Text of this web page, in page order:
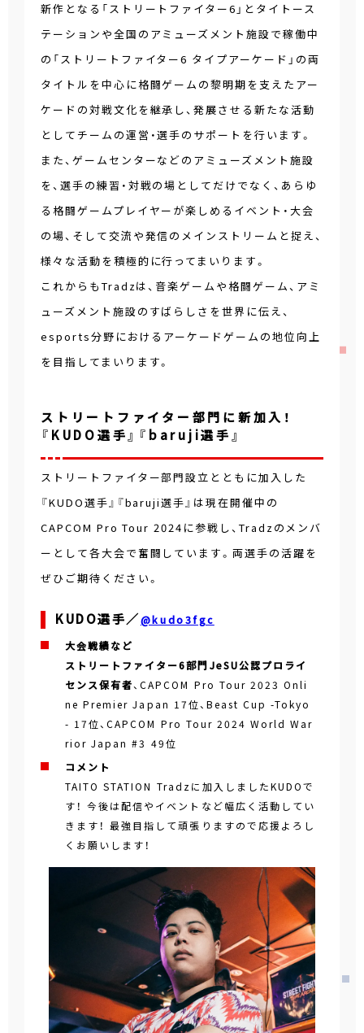
新作となる「ストリートファイター6」とタイトース
テーションや全国のアミューズメント施設で稼働中
の「ストリートファイター6 タイプアーケード」の両
タイトルを中心に格闘ゲームの黎明期を支えたアー
ケードの対戦文化を継承し、発展させる新たな活動
としてチームの運営・選手のサポートを行います。
また、ゲームセンターなどのアミューズメント施設
を、選手の練習・対戦の場としてだけでなく、あらゆ
る格闘ゲームプレイヤーが楽しめるイベント・大会
の場、そして交流や発信のメインストリームと捉え、
様々な活動を積極的に行ってまいります。
これからもTradzは、音楽ゲームや格闘ゲーム、アミ
ューズメント施設のすばらしさを世界に伝え、
esports分野におけるアーケードゲームの地位向上
を目指してまいります。
ストリートファイター部門に新加入！
『KUDO選手』『baruji選手』
ストリートファイター部門設立とともに加入した
『KUDO選手』『baruji選手』は現在開催中の
CAPCOM Pro Tour 2024に参戦し、Tradzのメンバ
ーとして各大会で奮闘しています。両選手の活躍を
ぜひご期待ください。
KUDO選手／@kudo3fgc
大会戦績など
ストリートファイター6部門JeSU公認プロライ
センス保有者、CAPCOM Pro Tour 2023 Onli
ne Premier Japan 17位、Beast Cup -Tokyo
- 17位、CAPCOM Pro Tour 2024 World War
rior Japan #3 49位
コメント
TAITO STATION Tradzに加入しましたKUDOで
す！ 今後は配信やイベントなど幅広く活動してい
きます！ 最強目指して頑張りますので応援よろし
くお願いします！